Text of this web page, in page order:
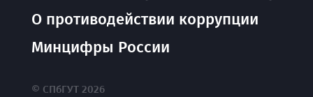
О противодействии коррупции
Минцифры России
© СПбГУТ 2026